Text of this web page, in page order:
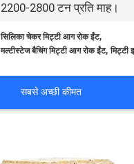
2200-2800 टन प्रति माह।
सिलिका चेकर मिट्टी आग रोक ईंट,
मल्टीस्टेज बैचिंग मिट्टी आग रोक ईंट,
सबसे अच्छी कीमत